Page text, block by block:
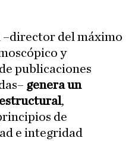
–director del máximo
y
publicaciones
genera un
,
de
e integridad